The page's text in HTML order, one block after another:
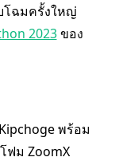
โฉมครั้งใหญ่
2023ของ
พร้อม
ฟม ZoomX